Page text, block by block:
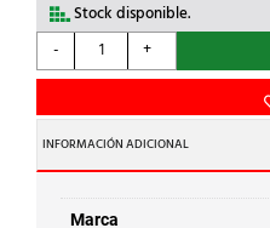
Stock disponible.
-
CEPEX
-
CONEXION
PE
ROSCADA
PVC
+
INFORMACIÓN ADICIONAL
Marca